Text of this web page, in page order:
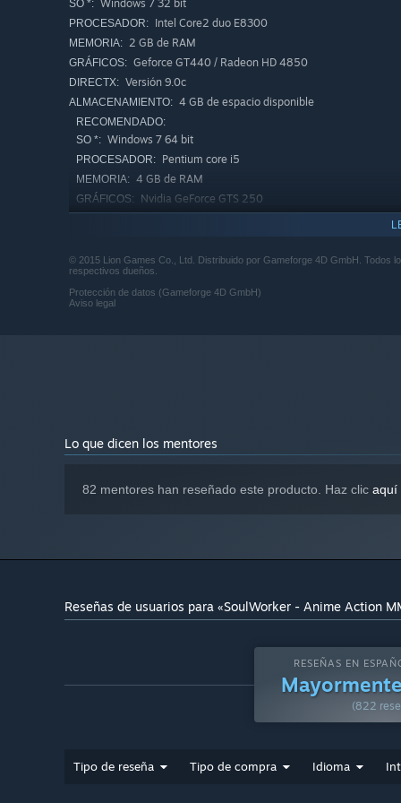
Zona JcJ para batallas masivas en campo abierto
Ambientación oscura y postapocalíptica con una
SO *: Windows 7 32 bit
PROCESADOR: Intel Core2 duo E8300
MEMORIA: 2 GB de RAM
GRÁFICOS: Geforce GT440 / Radeon HD 4850
DIRECTX: Versión 9.0c
ALMACENAMIENTO: 4 GB de espacio disponible
RECOMENDADO:
SO *: Windows 7 64 bit
PROCESADOR: Pentium core i5
MEMORIA: 4 GB de RAM
GRÁFICOS: Nvidia GeForce GTS 250
* A partir del 1 de enero de 2024, el cliente de Steam solo será
© 2015 Lion Games Co., Ltd. Distribuido por Gameforge 4D GmbH.
respectivos dueños.
Protección de datos (Gameforge 4D GmbH)
Aviso legal
Lo que dicen los mentores
82 mentores han reseñado este producto. Haz clic aquí
Reseñas de usuarios para «SoulWorker - Anime Action
RESEÑAS EN
(822
Tipo de reseña Tipo de compra Idioma